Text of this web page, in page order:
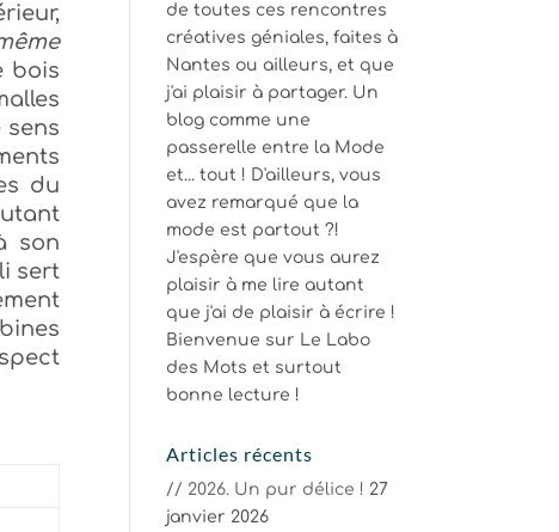
bois
sens
du
son
sert
de toutes ces rencontres
créatives géniales, faites à
Nantes ou ailleurs, et que
j'ai plaisir à partager. Un
blog comme une
passerelle entre la Mode
et... tout ! D'ailleurs, vous
avez remarqué que la
mode est partout ?!
J'espère que vous aurez
plaisir à me lire autant
que j'ai de plaisir à écrire !
Bienvenue sur Le Labo
des Mots et surtout
bonne lecture !
Articles récents
// 2026. Un pur délice ! 27
janvier 2026